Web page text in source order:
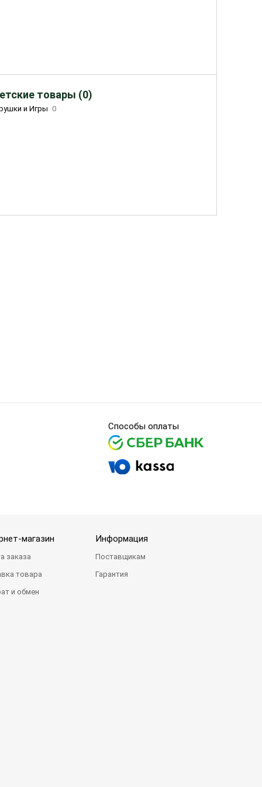
товары (0)
и Игры 0
Способы оплаты
магазин
заказа
товара
и обмен
Информация
Поставщикам
Гарантия